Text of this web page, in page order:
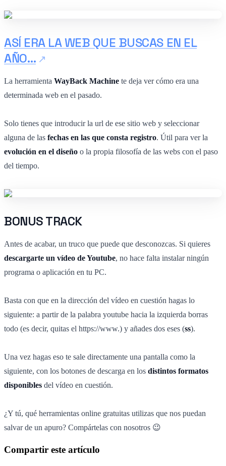
ASÍ ERA LA WEB QUE BUSCAS EN EL
AÑO…
La herramienta WayBack Machine te deja ver cómo era una
determinada web en el pasado.
Solo tienes que introducir la url de ese sitio web y seleccionar
alguna de las fechas en las que consta registro. Útil para ver la
evolución en el diseño o la propia filosofía de las webs con el paso
del tiempo.
BONUS TRACK
Antes de acabar, un truco que puede que desconozcas. Si quieres
descargarte un vídeo de Youtube, no hace falta instalar ningún
programa o aplicación en tu PC.
Basta con que en la dirección del vídeo en cuestión hagas lo
siguiente: a partir de la palabra youtube hacia la izquierda borras
todo (es decir, quitas el https://www.) y añades dos eses (ss).
Una vez hagas eso te sale directamente una pantalla como la
siguiente, con los botones de descarga en los distintos formatos
disponibles del vídeo en cuestión.
¿Y tú, qué herramientas online gratuitas utilizas que nos puedan
salvar de un apuro? Compártelas con nosotros 😉
Compartir este artículo